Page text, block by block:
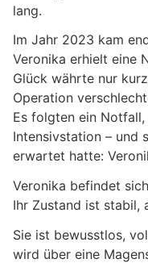
lang.
Im Jahr 2023 kam
Veronika erhielt eine
Glück währte nur
Operation
Es folgten ein
Intensivstation – und
erwartet hatte:
Veronika befindet
Ihr Zustand ist stabil,
Sie ist bewusstlos,
wird über eine